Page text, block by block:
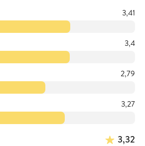
3,41
3,4
2,79
3,27
3,32